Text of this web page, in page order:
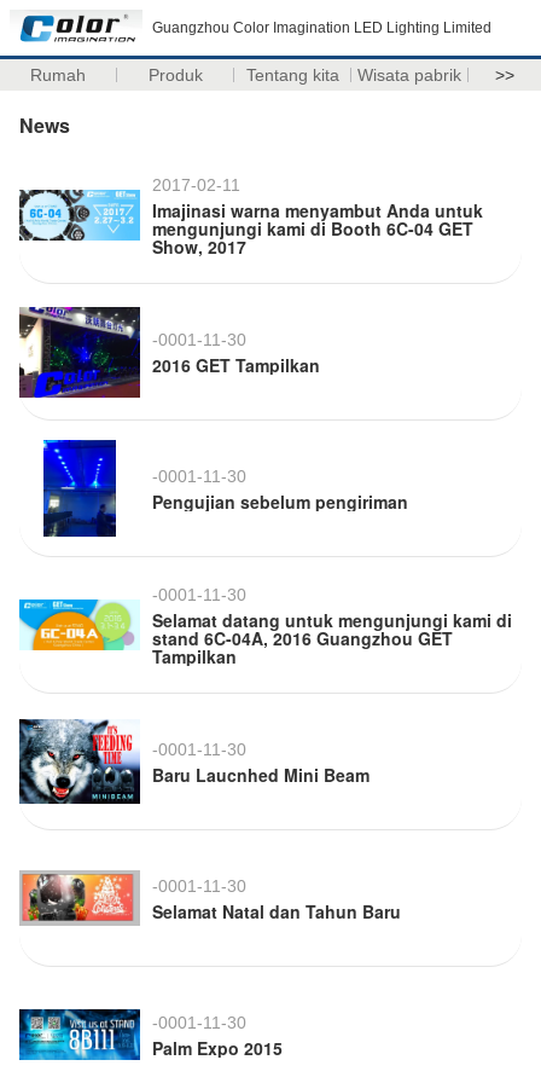
Guangzhou Color Imagination LED Lighting Limited
Rumah Produk Tentang kita Wisata pabrik >>
News
2017-02-11
Imajinasi warna menyambut Anda untuk
mengunjungi kami di Booth 6C-04 GET
Show, 2017
-0001-11-30
2016 GET Tampilkan
-0001-11-30
Pengujian sebelum pengiriman
-0001-11-30
Selamat datang untuk mengunjungi kami di
stand 6C-04A, 2016 Guangzhou GET
Tampilkan
-0001-11-30
Baru Laucnhed Mini Beam
-0001-11-30
Selamat Natal dan Tahun Baru
-0001-11-30
Palm Expo 2015